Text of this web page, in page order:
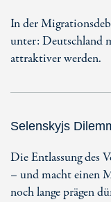
In der
unter: Deutschland
attraktiver werden.
Selenskyjs
Die Entlassung des
– und macht einen
noch lange prägen